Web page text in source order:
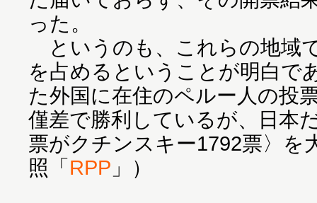
った。
というのも、これらの地域
を占めるということが明白で
た外国に在住のペルー人の投
僅差で勝利しているが、日本
票がクチンスキー1792票〉を
照「RPP 」）